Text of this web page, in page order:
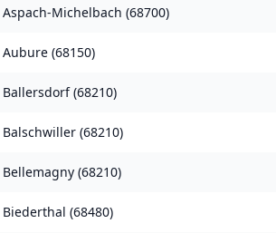
Aspach-Michelbach (68700)
Aubure (68150)
Ballersdorf(68210)
Balschwiller (68210)
Bellemagny (68210)
Biederthal (68480)